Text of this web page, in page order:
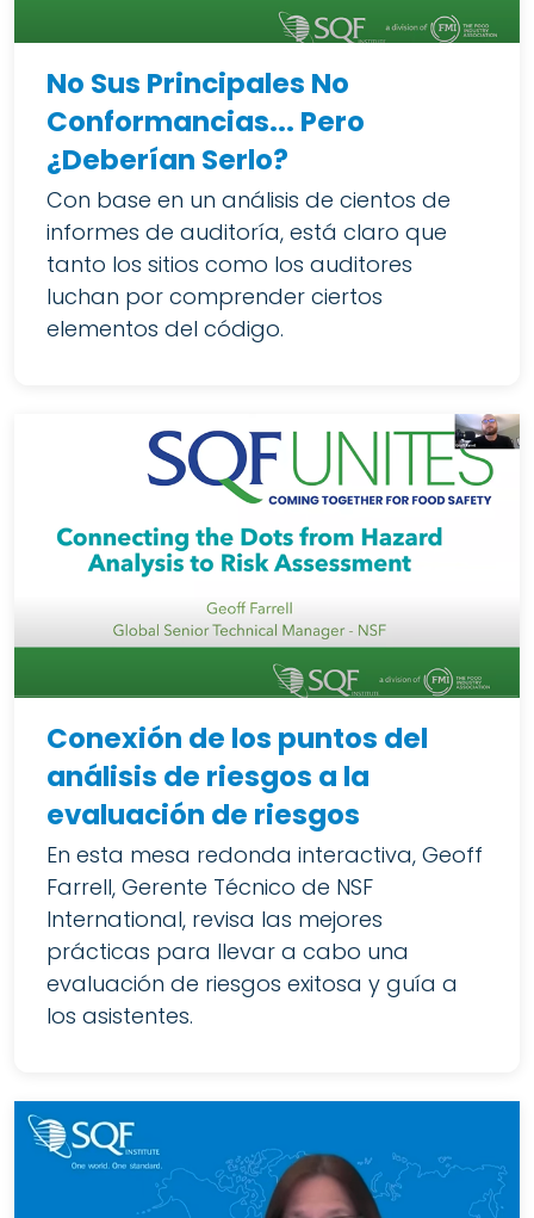
No Sus Principales No
Conformancias... Pero
¿Deberían Serlo?
Con base en un análisis de cientos de
informes de auditoría, está claro que
tanto los sitios como los auditores
luchan por comprender ciertos
elementos del código.
Conexión de los puntos del
análisis de riesgos a la
evaluación de riesgos
En esta mesa redonda interactiva, Geoff
Farrell, Gerente Técnico de NSF
International, revisa las mejores
prácticas para llevar a cabo una
evaluación de riesgos exitosa y guía a
los asistentes.